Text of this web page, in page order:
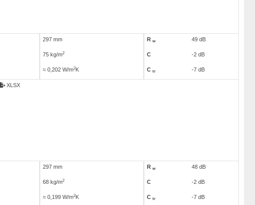
297 mm R w 49 dB
75 kg/m2 C -2 dB
≈ 0,202 W/m2K C tr -7 dB
XLSX
297 mm R w 48 dB
68 kg/m2 C -2 dB
≈ 0,199 W/m2K C tr -7 dB